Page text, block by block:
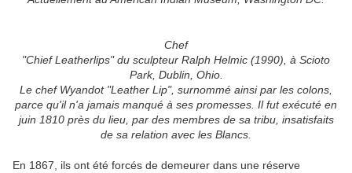
Chef
"Chief Leatherlips" du sculpteur Ralph Helmic (1990), à Scioto
Park, Dublin, Ohio.
Le chef Wyandot "Leather Lip", surnommé ainsi par les colons,
parce qu'il n'a jamais manqué à ses promesses. Il fut exécuté en
juin 1810 près du lieu, par des membres de sa tribu, insatisfaits
de sa relation avec les Blancs.
En 1867, ils ont été forcés de demeurer dans une réserve